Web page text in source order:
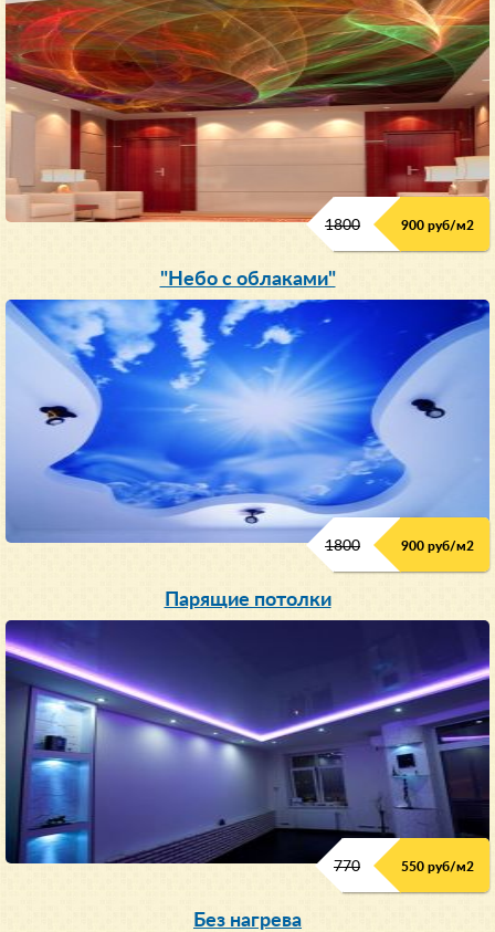
1800 900 руб/м2
"Небо с облаками"
1800 900 руб/м2
Парящие потолки
770 550 руб/м2
Без нагрева